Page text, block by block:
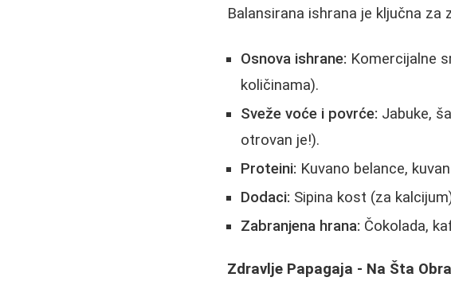
Balansirana ishrana je ključna za
Osnova ishrane: Komercijalne
količinama).
Sveže voće i povrće: Jabuke,
otrovan je!).
Proteini: Kuvano belance,
Dodaci: Sipina kost (za
Zabranjena hrana: Čokolada,
Zdravlje Papagaja - Na Šta